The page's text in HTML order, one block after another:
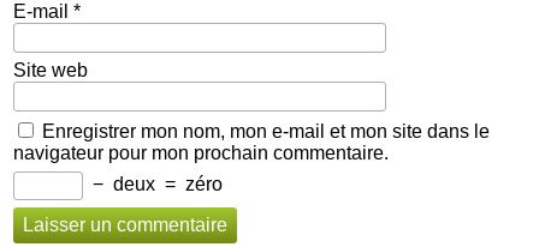
E-mail *
Site web
Enregistrer mon nom, mon e-mail et mon site dans le
navigateur pour mon prochain commentaire.
− deux = zéro